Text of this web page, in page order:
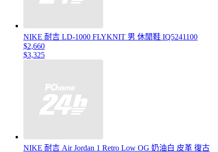
NIKE 耐吉 LD-1000 FLYKNIT 男 休閒鞋 IQ5241100
$2,660
$3,325
NIKE 耐吉 Air Jordan 1 Retro Low OG 奶油白 皮革 復古